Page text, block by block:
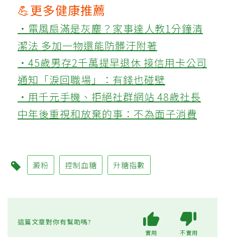
💪更多健康推薦
‧電風扇滿是灰塵？家事達人教1分鐘清
潔法 多加一物還能防髒汙附著
‧45歲男存2千萬提早退休 接信用卡公司
通知「淚回職場」：有錢也碰壁
‧用千元手機、拒絕社群網站 48歲社長
中年後重視和放棄的事：不為面子消費
澱粉 控制血糖 升糖指數
這篇文章對你有幫助嗎?
實用 不實用